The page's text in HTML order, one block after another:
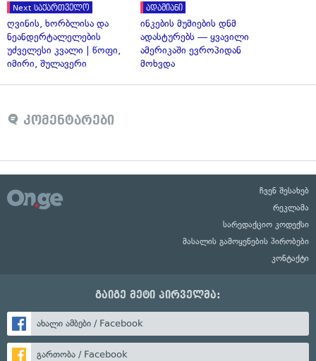
Next საქართველო
ღვინის, ხორბლისა და
ნეანდერტალელების
უძველესი კვალი | წოფი,
იმირი, შულავერი
ადამიანი
ინკების მუმიების დნმ
ადასტურებს — ყვავილი
ამერიკაში ევროპიდან
მოხვდა
კომენტარები
ჩვენ შესახებ
რეკლამა
სარედაქციო კოდექსი
მასალის გამოყენების პირობები
კონტაქტი
გაიგე მეტი პირველმა:
ახალი ამბები / Facebook
გართობა / Facebook